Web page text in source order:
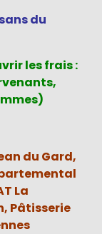
du
les frais :
du Gard,
La
Pâtisserie